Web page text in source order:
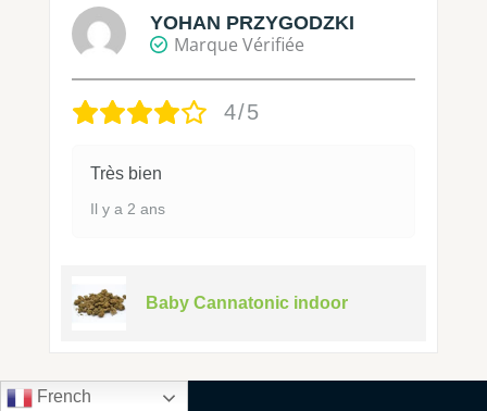
YOHAN PRZYGODZKI
Marque Vérifiée
4/5
Très bien
Il y a 2 ans
Baby Cannatonic indoor
French